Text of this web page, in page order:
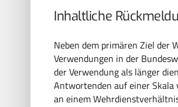
Inhaltliche
Neben dem primären Ziel der
Verwendungen in der
der Verwendung als länger
Antwortenden auf einer Skala
an einem